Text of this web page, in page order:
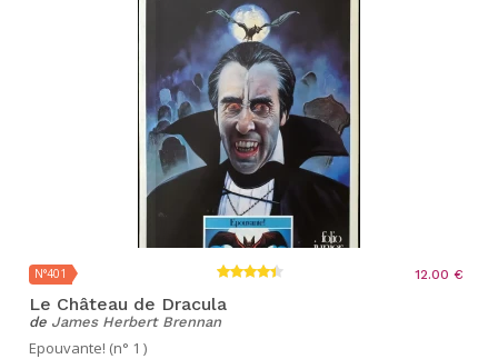
N°401 12.00 €
Le Château de Dracula
de James Herbert Brennan
Epouvante! (n° 1 )